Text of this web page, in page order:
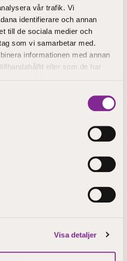
vår trafik. Vi
identifierare och annan
till de sociala medier och
som vi samarbetar med.
informationen med annan
eller som de har
Visa detaljer
på dagis eller
småbarnspedagogik. Det
som i sin helhet
till pedagogik och
för barnskötare inom
den här examen kan du också
för dig och handleder dig på
redan idag för mer info!